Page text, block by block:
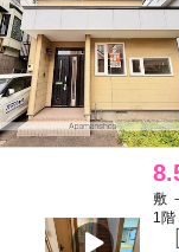
敷
1階